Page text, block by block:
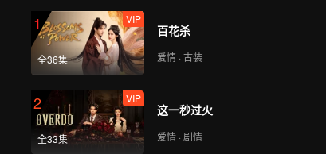
373
375
VIP
377
VIP
1
全36集
VIP
百花杀
爱情 · 古装
2
全33集
VIP
这一秒过火
爱情 · 剧情